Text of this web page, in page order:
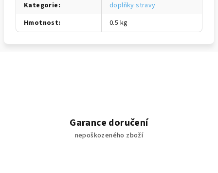
Kategorie:
doplňky stravy
Hmotnost: 0.5 kg
Garance doručení
nepoškozeného zboží